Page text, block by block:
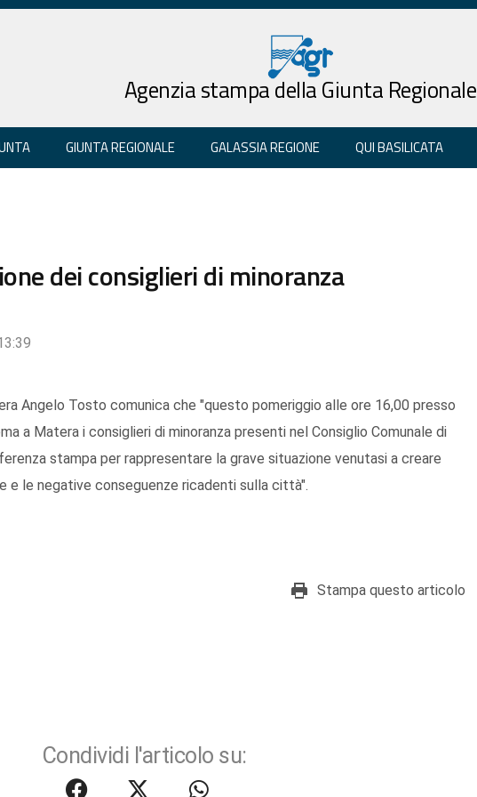
Agenzia stampa della Giunta Regionale
GIUNTA REGIONALE GALASSIA REGIONE QUI BASILICATA
dei consiglieri di minoranza
Angelo Tosto comunica che "questo pomeriggio alle ore 16,00 presso
a Matera i consiglieri di minoranza presenti nel Consiglio Comunale di
stampa per rappresentare la grave situazione venutasi a creare
e le negative conseguenze ricadenti sulla città".
Stampa questo articolo
Condividi l'articolo su: